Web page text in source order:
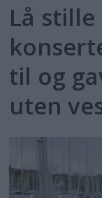
Lå
til og
uten